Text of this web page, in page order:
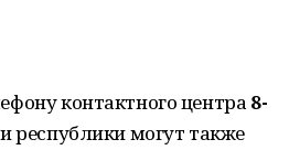
контактного центра 8-
республики могут также